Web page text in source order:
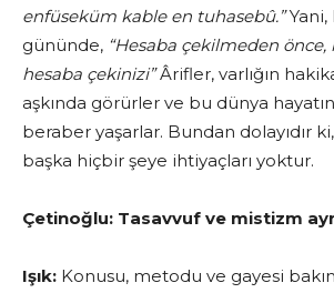
enfüseküm kable en tuhasebû.”Yani,
gününde, “Hesaba çekilmeden
hesaba çekinizi”Ârifler, varlığın
aşkında görürler ve bu dünya
beraber yaşarlar. Bundan dolayıdır
başka hiçbir şeye ihtiyaçları yoktur.
Çetinoğlu: Tasavvuf ve mistizm
Işık: Konusu, metodu ve gayesi